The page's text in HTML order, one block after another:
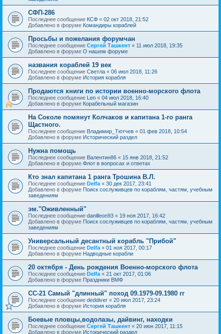
СФП-286
Последнее сообщение КСФ « 02 окт 2018, 21:52
Добавлено в форуме Командиры кораблей
Просьбы и пожелания форумчан
Последнее сообщение Сергей Ташкент « 11 июл 2018, 19:35
Добавлено в форуме О нашем форуме
названия кораблей 19 век
Последнее сообщение Cветла « 06 июл 2018, 11:26
Добавлено в форуме История корабля
Продаются книги по истории военно-морского флота
Последнее сообщение Len « 04 июл 2018, 16:40
Добавлено в форуме Корабельный магазин
На Соколе помянут Колчаков и капитана 1-го ранга
Щастного.
Последнее сообщение Владимир_Тютчев « 01 фев 2018, 10:54
Добавлено в форуме Исторический раздел
Нужна помощь
Последнее сообщение Валентин86 « 15 янв 2018, 21:52
Добавлено в форуме Флот в вопросах и ответах
Кто знал капитана 1 ранга Трошина В.Л.
Последнее сообщение Delfa « 30 дек 2017, 23:41
Добавлено в форуме Поиск сослуживцев по кораблям, частям, учебным
заведениям
эм."Оживленный"
Последнее сообщение danilleon93 « 19 ноя 2017, 16:42
Добавлено в форуме Поиск сослуживцев по кораблям, частям, учебным
заведениям
Универсальный десантный корабль "Прибой"
Последнее сообщение Delfa « 01 ноя 2017, 00:17
Добавлено в форуме Надводные корабли
20 октября - День рождения Военно-морского флота
Последнее сообщение Delfa « 21 окт 2017, 01:06
Добавлено в форуме Праздники ВМФ
СС-21 Самый "длинный" поход 09.1979-09.1980 гг
Последнее сообщение deddiver « 20 июл 2017, 23:24
Добавлено в форуме История корабля
Боевые пловцы,водолазы, дайвинг, находки
Последнее сообщение Сергей Ташкент « 20 июн 2017, 11:15
Добавлено в форуме Исторический раздел